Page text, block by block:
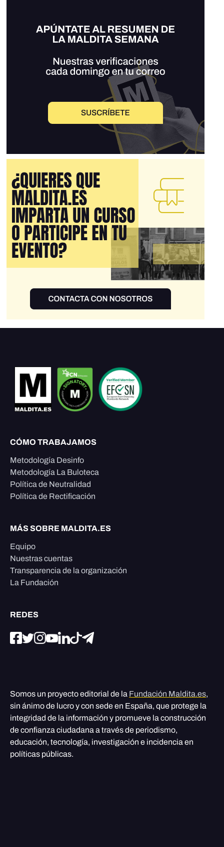
CÓMO TRABAJAMOS
Metodología Desinfo
Metodología La Buloteca
Política de Neutralidad
Política de Rectificación
MÁS SOBRE MALDITA.ES
Equipo
Nuestras cuentas
Transparencia de la organización
La Fundación
REDES
Somos un proyecto editorial de la Fundación Maldita.es,
sin ánimo de lucro y con sede en España, que protege la
integridad de la información y promueve la construcción
de confianza ciudadana a través de periodismo,
educación, tecnología, investigación e incidencia en
políticas públicas.